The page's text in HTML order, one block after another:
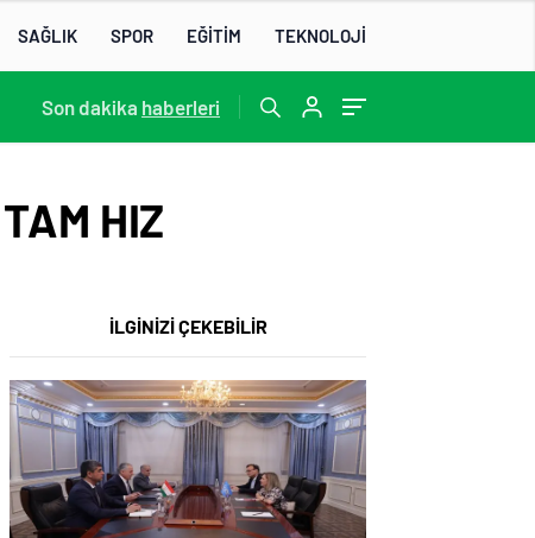
SAĞLIK SPOR EĞİTİM TEKNOLOJİ
22:07 /
Son dakika haberleri
HIZ
İLGİNİZİ ÇEKEBİLİR